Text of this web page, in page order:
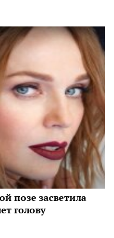
позе засветила
голову